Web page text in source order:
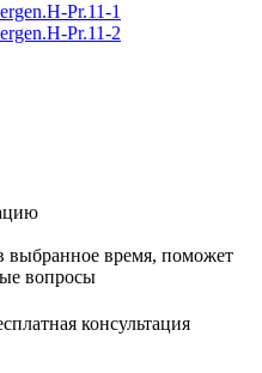
выбранное время, поможет
вопросы